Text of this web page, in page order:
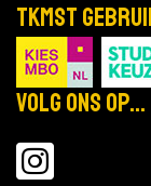
TKMST
Volg ons op...